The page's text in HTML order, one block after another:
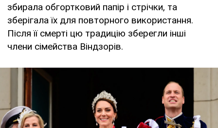
збирала обгортковий папір і стрічки, та
зберігала їх для повторного використання.
Після її смерті цю традицію зберегли інші
члени сімейства Віндзорів.